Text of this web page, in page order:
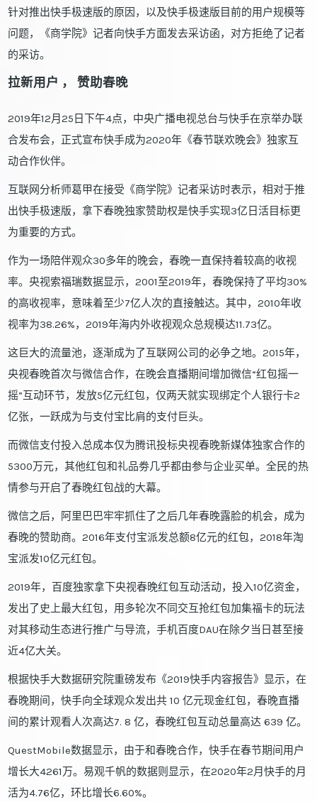
针对推出快手极速版的原因，以及快手极速版目前的用户规模等
问题，《商学院》记者向快手方面发去采访函，对方拒绝了记者
的采访。
拉新用户 ， 赞助春晚
2019年12月25日下午4点，中央广播电视总台与快手在京举办联
合发布会，正式宣布快手成为2020年《春节联欢晚会》独家互
动合作伙伴。
互联网分析师葛甲在接受《商学院》记者采访时表示，相对于推
出快手极速版，拿下春晚独家赞助权是快手实现3亿日活目标更
为重要的方式。
作为一场陪伴观众30多年的晚会，春晚一直保持着较高的收视
率。央视索福瑞数据显示，2001至2019年，春晚保持了平均30%
的高收视率，意味着至少7亿人次的直接触达。其中，2010年收
视率为38.26%，2019年海内外收视观众总规模达11.73亿。
这巨大的流量池，逐渐成为了互联网公司的必争之地。2015年，
央视春晚首次与微信合作，在晚会直播期间增加微信“红包摇一
摇”互动环节，发放5亿元红包，仅两天就实现绑定个人银行卡2
亿张，一跃成为与支付宝比肩的支付巨头。
而微信支付投入总成本仅为腾讯投标央视春晚新媒体独家合作的
5300万元，其他红包和礼品劵几乎都由参与企业买单。全民的热
情参与开启了春晚红包战的大幕。
微信之后，阿里巴巴牢牢抓住了之后几年春晚露脸的机会，成为
春晚的赞助商。2016年支付宝派发总额8亿元的红包，2018年淘
宝派发10亿元红包。
2019年，百度独家拿下央视春晚红包互动活动，投入10亿资金，
发出了史上最大红包，用多轮次不同交互抢红包加集福卡的玩法
对其移动生态进行推广与导流，手机百度DAU在除夕当日甚至接
近4亿大关。
根据快手大数据研究院重磅发布《2019快手内容报告》显示，在
春晚期间，快手向全球观众发出共 10 亿元现金红包，春晚直播
间的累计观看人次高达7. 8 亿，春晚红包互动总量高达 639 亿。
QuestMobile数据显示，由于和春晚合作，快手在春节期间用户
增长大4261万。易观千帆的数据则显示，在2020年2月快手的月
活为4.76亿，环比增长6.60%。